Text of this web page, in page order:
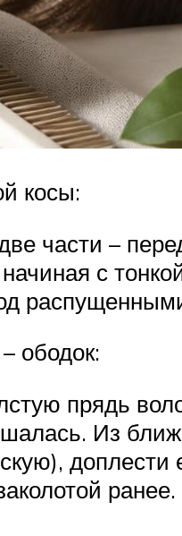
косы:
части –
с
ободок:
прядь
Из
доплести